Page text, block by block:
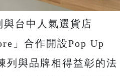
台中人氣選貨店
」合作開設Pop Up
列與品牌相得益彰的法